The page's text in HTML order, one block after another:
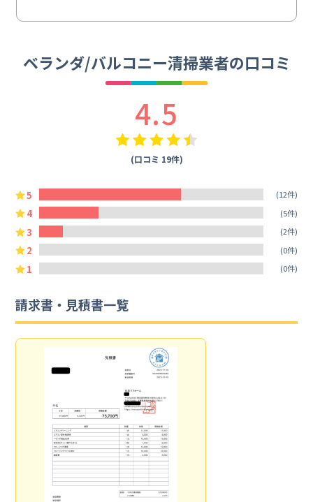
ベランダ/バルコニー清掃業者の口コミ
4.5
(口コミ 19件)
5 (12件)
4 (5件)
3 (2件)
2 (0件)
1 (0件)
請求書・見積書一覧